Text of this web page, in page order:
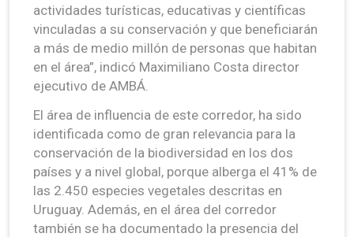
actividades turísticas, educativas y científicas
vinculadas a su conservación y que beneficiarán
a más de medio millón de personas que habitan
en el área”, indicó Maximiliano Costa director
ejecutivo de AMBÁ.
El área de influencia de este corredor, ha sido
identificada como de gran relevancia para la
conservación de la biodiversidad en los dos
países y a nivel global, porque alberga el 41% de
las 2.450 especies vegetales descritas en
Uruguay. Además, en el área del corredor
también se ha documentado la presencia del